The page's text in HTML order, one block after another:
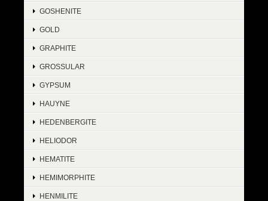
GOSHENITE
GOLD
GRAPHITE
GROSSULAR
GYPSUM
HAUYNE
HEDENBERGITE
HELIODOR
HEMATITE
HEMIMORPHITE
HENMILITE